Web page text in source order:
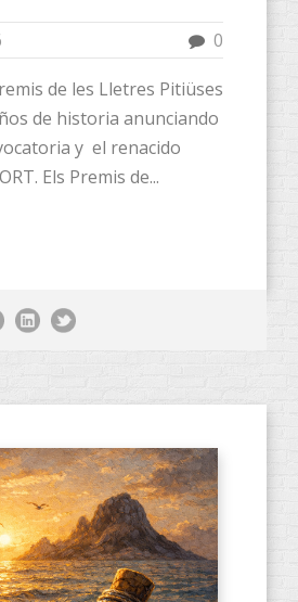
0
de les Lletres Pitiüses
de historia anunciando
y el renacido
​Els Premis de...